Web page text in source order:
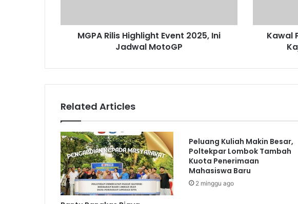
MGPA Rilis Highlight Event 2025, Ini
Jadwal MotoGP
Kawal
Related Articles
Peluang Kuliah Makin Besar,
Poltekpar Lombok Tambah
Kuota Penerimaan
Mahasiswa Baru
2 minggu ago